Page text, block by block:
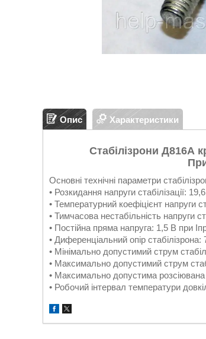
Опис Характеристики
Стабілізрони Д816А
Основні технічні параметри
• Розкидання напруги стабілізації:
• Температурний коефіцієнт напруги
• Тимчасова нестабільність напруги
• Постійна пряма напруга: 1,5 В при
• Диференціальний опір
• Мінімально допустимий струм
• Максимально допустимий струм
• Максимально допустима розсіювана
• Робочий інтервал температури